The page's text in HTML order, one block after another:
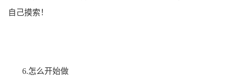
自己摸索！
6.怎么开始做